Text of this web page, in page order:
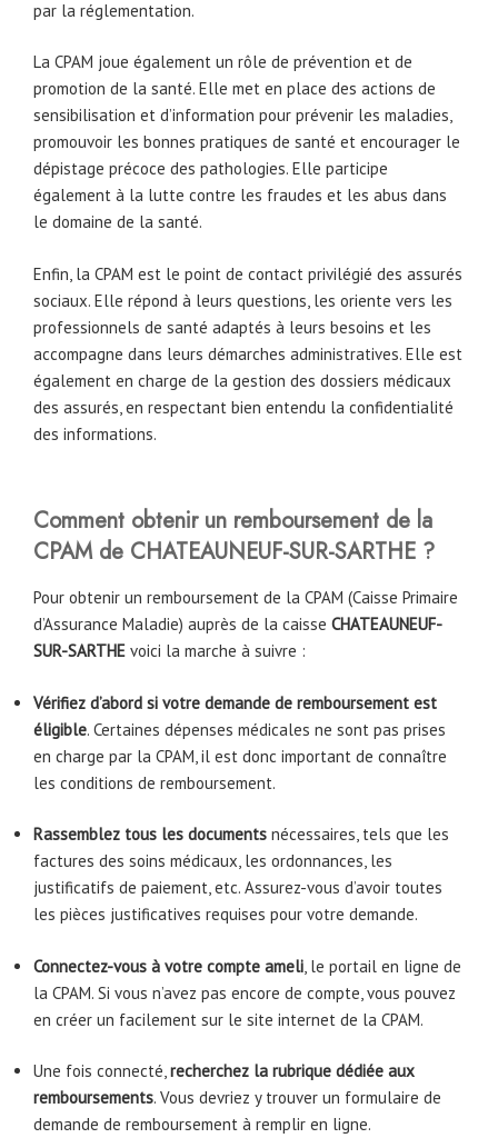
par la réglementation.
La CPAM joue également un rôle de prévention et de
promotion de la santé. Elle met en place des actions de
sensibilisation et d’information pour prévenir les maladies,
promouvoir les bonnes pratiques de santé et encourager le
dépistage précoce des pathologies. Elle participe
également à la lutte contre les fraudes et les abus dans
le domaine de la santé.
Enfin, la CPAM est le point de contact privilégié des assurés
sociaux. Elle répond à leurs questions, les oriente vers les
professionnels de santé adaptés à leurs besoins et les
accompagne dans leurs démarches administratives. Elle est
également en charge de la gestion des dossiers médicaux
des assurés, en respectant bien entendu la confidentialité
des informations.
Comment obtenir un remboursement de la
CPAM de CHATEAUNEUF-SUR-SARTHE ?
Pour obtenir un remboursement de la CPAM (Caisse Primaire
d’Assurance Maladie) auprès de la caisse CHATEAUNEUF-
SUR-SARTHE voici la marche à suivre :
Vérifiez d’abord si votre demande de remboursement est
éligible. Certaines dépenses médicales ne sont pas prises
en charge par la CPAM, il est donc important de connaître
les conditions de remboursement.
Rassemblez tous les documents nécessaires, tels que les
factures des soins médicaux, les ordonnances, les
justificatifs de paiement, etc. Assurez-vous d’avoir toutes
les pièces justificatives requises pour votre demande.
Connectez-vous à votre compte ameli, le portail en ligne de
la CPAM. Si vous n’avez pas encore de compte, vous pouvez
en créer un facilement sur le site internet de la CPAM.
Une fois connecté,recherchez la rubrique dédiée aux
remboursements. Vous devriez y trouver un formulaire de
demande de remboursement à remplir en ligne.